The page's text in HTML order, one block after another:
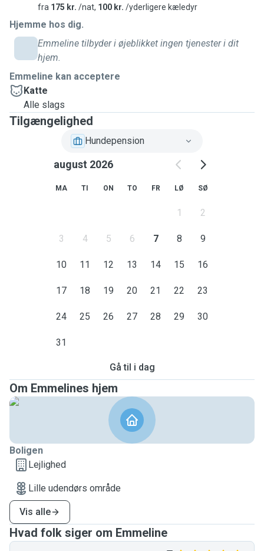
fra 175 kr. /nat, 100 kr. /yderligere kæledyr
Hjemme hos dig.
Emmeline tilbyder i øjeblikket ingen tjenester i dit
hjem.
Emmeline kan acceptere
Katte
Alle slags
Tilgængelighed
Hundepension
august 2026
MA TI ON TO FR LØ SØ
1 2
3 4 5 6 7 8 9
10 11 12 13 14 15 16
17 18 19 20 21 22 23
24 25 26 27 28 29 30
31
Gå til i dag
Om Emmelines hjem
Boligen
Lejlighed
Lille udendørs område
Vis alle
Hvad folk siger om Emmeline